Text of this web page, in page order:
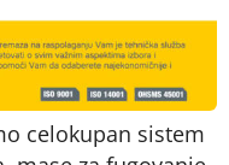
celokupan sistem